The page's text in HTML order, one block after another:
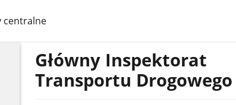
centralne
Główny Inspektorat
Transportu Drogowego